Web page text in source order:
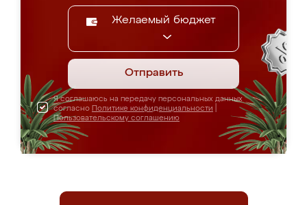
Желаемый бюджет
Отправить
Я соглашаюсь на передачу персональных данных
согласно Политике конфиденциальности
Пользовательскому соглашению